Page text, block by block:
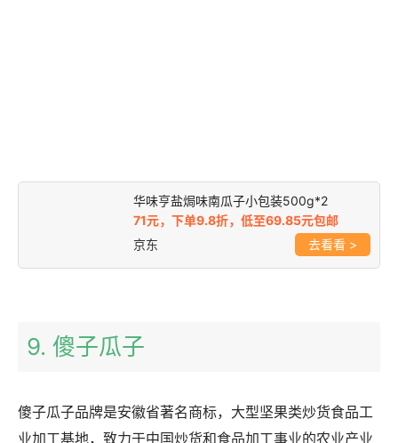
华味亨盐焗味南瓜子小包装500g*2
71元，下单9.8折，低至69.85元包邮